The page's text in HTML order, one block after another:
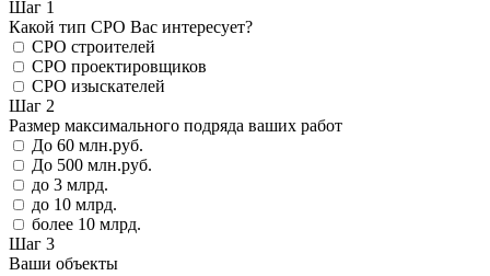
Шаг 1
Какой тип СРО Вас интересует?
СРО строителей
СРО проектировщиков
СРО изыскателей
Шаг 2
Размер максимального подряда ваших работ
До 60 млн.руб.
До 500 млн.руб.
до 3 млрд.
до 10 млрд.
более 10 млрд.
Шаг 3
Ваши объекты